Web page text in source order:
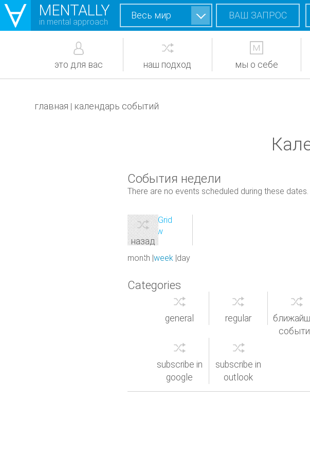
MENTALLY
in mental approach
Весь мир ВАШ ЗАПРОС
это для вас наш подход мы о себе
главная | календарь событий
События недели
There are no events scheduled during these dates.
назад
View as Grid
Print View
month week day
Categories
general regular
subscribe in
google
subscribe in
outlook